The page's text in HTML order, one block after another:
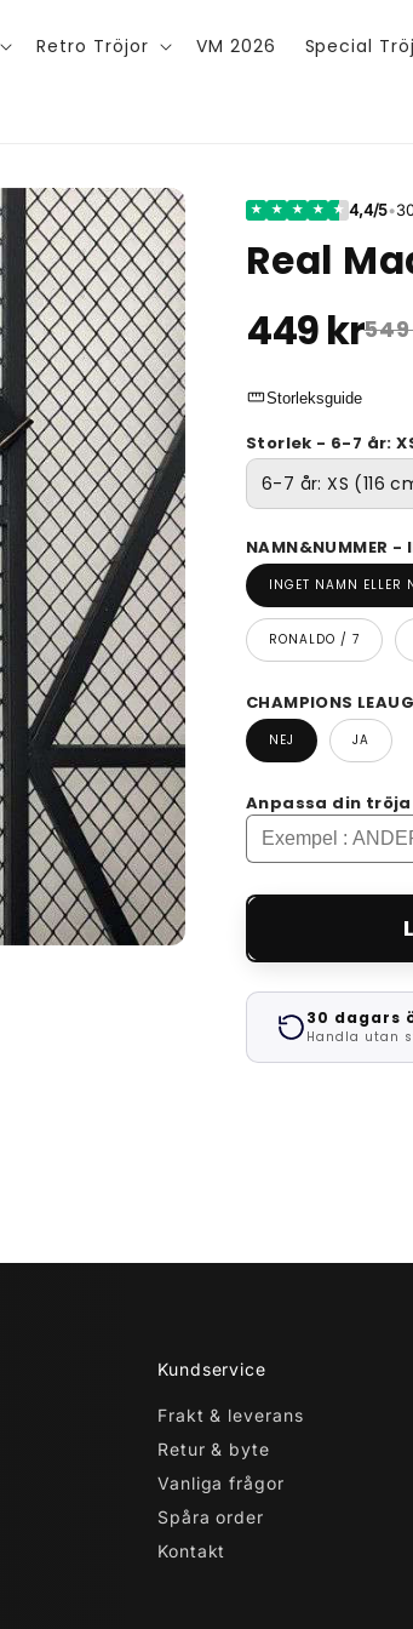
Retro Tröjor VM 2026 Special
★ ★ ★ ★ ★ 4,4/5•
Real
449 kr
straightenStorleksguide
Storlek - 6-7 år:
NAMN&NUMMER -
INGET NAMN ELLER
RONALDO / 7
CHAMPIONS
NEJ JA
Anpassa din tröja
30 dagars
Handla utan
Kundservice
Frakt & leverans
Retur & byte
Vanliga frågor
Spåra order
Kontakt